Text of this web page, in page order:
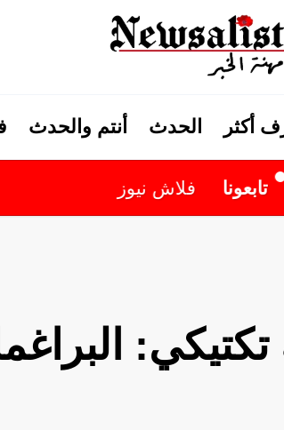
أكثر الحدث أنتم والحدث